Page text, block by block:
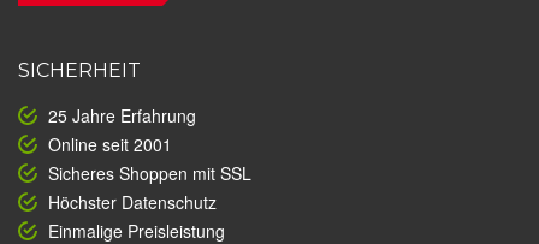
SICHERHEIT
25 Jahre Erfahrung
Online seit 2001
Sicheres Shoppen mit SSL
Höchster Datenschutz
Einmalige Preisleistung